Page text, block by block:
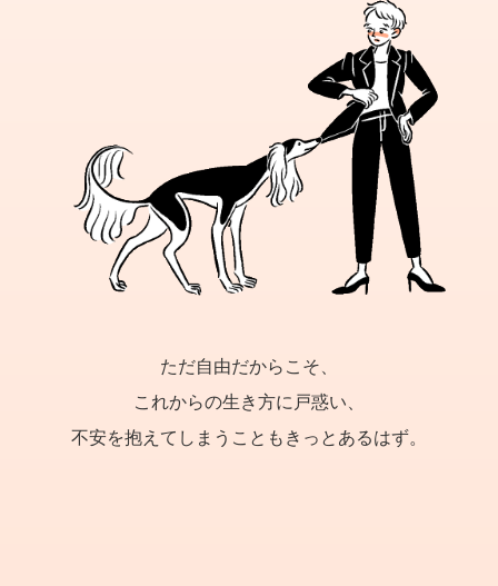
ただ自由だからこそ、
これからの生き方に戸惑い、
不安を抱えてしまうこともきっとあるはず。